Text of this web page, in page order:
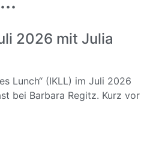
2026 mit Julia
Lunch“ (IKLL) im Juli 2026
bei Barbara Regitz. Kurz vor